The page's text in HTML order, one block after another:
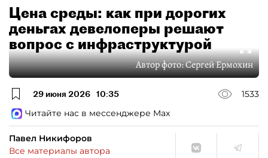
Цена среды: как при дорогих
деньгах девелоперы решают
вопрос с инфраструктурой
Автор фото:Сергей Ермохин
29 июня 2026 10:35
1533
Читайте нас в мессенджере Max
Павел Никифоров
Все материалы автора